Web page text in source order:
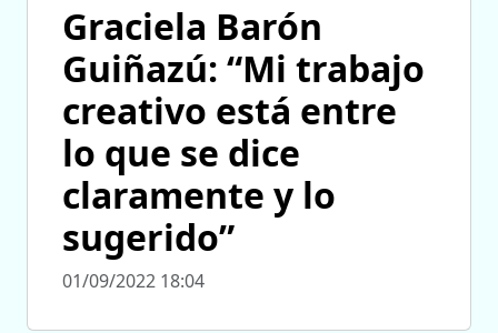
Graciela Barón
Guiñazú: “Mi trabajo
creativo está entre
lo que se dice
claramente y lo
sugerido”
01/09/2022 18:04